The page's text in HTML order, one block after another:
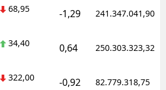
68,95 -1,29 241.347.041,90
34,40 0,64 250.303.323,32
322,00 -0,92 82.779.318,75